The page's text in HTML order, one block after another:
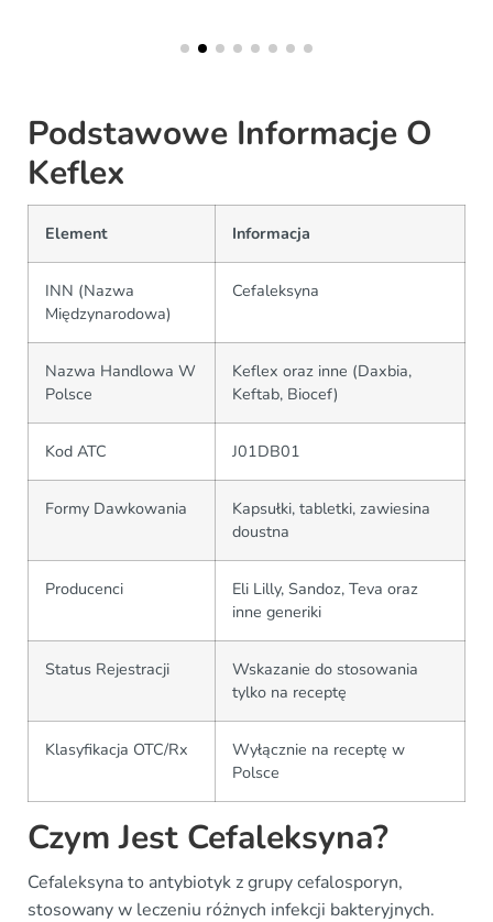
Podstawowe Informacje O
Keflex
Element Informacja
INN (Nazwa
Międzynarodowa)
Cefaleksyna
Nazwa Handlowa W
Polsce
Keflex oraz inne (Daxbia,
Keftab, Biocef)
Kod ATC J01DB01
Formy Dawkowania
Kapsułki, tabletki, zawiesina
doustna
Producenci
Eli Lilly, Sandoz, Teva oraz
inne generiki
Status Rejestracji
Wskazanie do stosowania
tylko na receptę
Klasyfikacja OTC/Rx
Wyłącznie na receptę w
Polsce
Czym Jest Cefaleksyna?
Cefaleksyna to antybiotyk z grupy cefalosporyn,
stosowany w leczeniu różnych infekcji bakteryjnych.